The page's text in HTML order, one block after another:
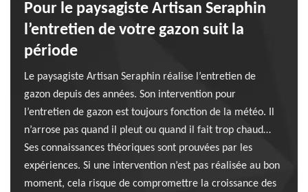
Pour le paysagiste Artisan Seraphin
l’entretien de votre gazon suit la
période
Le paysagiste Artisan Seraphin réalise l’entretien de
gazon depuis des années. Son intervention pour
l’entretien de gazon est toujours fonction de la météo. Il
n’arrose pas quand il pleut ou quand il fait trop chaud…
Ses connaissances théoriques sont prouvées par les
expériences. Si une intervention n’est pas réalisée au bon
moment, cela risque de compromettre la croissance des